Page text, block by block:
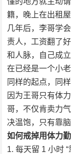
籍，晚上在出租屋
几年后，李哥学
责人，工资翻了
和人脉，自己成
在已经是一个小
同样的起点，同
因为王哥只有体
哥，不仅肯卖力
决温饱，只有靠
如何戒掉用体力
每天留 1 小时